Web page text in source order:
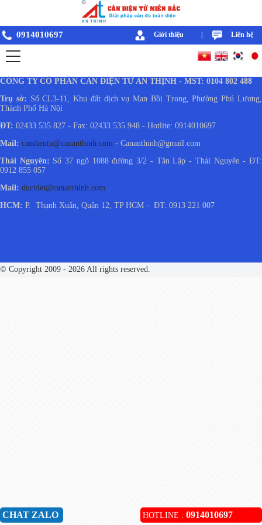
0914010697 Giới thiệu Liên hệ
CÔNG TY CỔ PHẦN CÂN ĐIỆN TỬ AN THỊNH - MST: 0104 802 488
Trụ sở: Số CL3-11, Khu đất dịch vụ Man Bồi Trong, Phường Phú Lương,
Thành Phố Hà Nội
ĐT: 02433 535 827 - Fax: 02433 535 948 - Hotlite: 0914010697
Mail: candientu@cananthinh.com - Cananthinh@gmail.com
Thái Nguyên: Số 37 ngõ 1088 đường 3/2 - Tân Lập - Thái Nguyên - ĐT:
0912 855 057
Mail: ducviet@cananthinh.com
HCM: P. Thạnh Xuân, Quận 12, TP HCM - ĐT: 0913 221 007
© Copyright 2009 - 2026 All rights reserved.
CHAT ZALO HOTLINE : 0914010697